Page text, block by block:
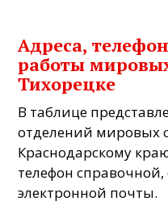
Адреса,
работы
Тихорецке
В таблице
отделений мировых
Краснодарскому
телефон справочной,
электронной почты.